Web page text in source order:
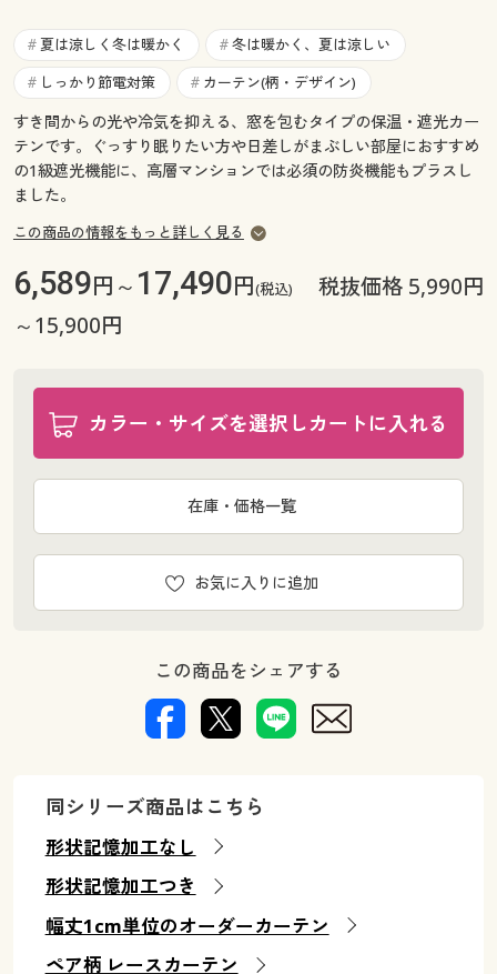
お気に入り
サポート
ご利用ガイド
よくある質問とお問い合わせ
ご利用ガイド
よくある質問とお問い合わせ
幅110×丈125cm(2枚組) ◎ 在庫あり
幅110×丈130cm(2枚組) ◎ 在庫あり
幅110×丈135cm(2枚組) ◎ 在庫あり
幅110×丈140cm(2枚組) ◎ 在庫あり
幅110×丈145cm(2枚組) ◎ 在庫あり
幅110×丈150cm(2枚組) ◎ 在庫あり
幅110×丈155cm(2枚組) ◎ 在庫あり
幅110×丈160cm(2枚組) ◎ 在庫あり
幅110×丈170cm(2枚組) ◎ 在庫あり
幅110×丈178cm(2枚組) ◎ 在庫あり
幅110×丈195cm(2枚組) ◎ 在庫あり
幅110×丈200cm(2枚組) ◎ 在庫あり
幅110×丈210cm(2枚組) ◎ 在庫あり
幅110×丈220cm(2枚組) ◎ 在庫あり
幅110×丈225cm(2枚組) ◎ 在庫あり
幅110×丈230cm(2枚組) ◎ 在庫あり
幅110×丈240cm(2枚組) ◎ 在庫あり
幅110×丈245cm(2枚組) ◎ 在庫あり
幅110×丈250cm(2枚組) ◎ 在庫あり
幅140×丈100cm(2枚組) ◎ 在庫あり
幅140×丈110cm(2枚組) ◎ 在庫あり
幅140×丈135cm(2枚組) ◎ 在庫あり
幅140×丈150cm(2枚組) ◎ 在庫あり
幅140×丈170cm(2枚組) ◎ 在庫あり
# 夏は涼しく冬は暖かく # 冬は暖かく、夏は涼しい
# しっかり節電対策 # カーテン(柄・デザイン)
すき間からの光や冷気を抑える、窓を包むタイプの保温・遮光カー
テンです。ぐっすり眠りたい方や日差しがまぶしい部屋におすすめ
の1級遮光機能に、高層マンションでは必須の防炎機能もプラスし
ました。
この商品の情報をもっと詳しく見る
6,589円～ 17,490円(税込)
税抜価格 5,990円
～15,900円
カラー・サイズを選択しカートに入れる
お気に入りに追加
在庫・価格一覧
この商品をシェアする
同シリーズ商品はこちら
形状記憶加工なし
形状記憶加工つき
幅丈1cm単位のオーダーカーテン
ペア柄 レースカーテン